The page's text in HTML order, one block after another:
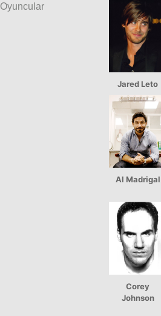
Oyuncular
Jared Leto
Al Madrigal
Corey
Johnson